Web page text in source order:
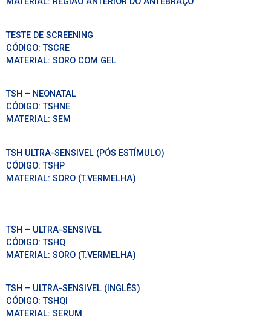
TESTE DE SCREENING
CÓDIGO:TSCRE
MATERIAL: SORO COM GEL
TSH – NEONATAL
CÓDIGO:TSHNE
MATERIAL: SEM
TSH ULTRA-SENSIVEL (PÓS ESTÍMULO)
CÓDIGO:TSHP
MATERIAL: SORO (T.VERMELHA)
TSH – ULTRA-SENSIVEL
CÓDIGO:TSHQ
MATERIAL: SORO (T.VERMELHA)
TSH – ULTRA-SENSIVEL (INGLÊS)
CÓDIGO:TSHQI
MATERIAL: SERUM